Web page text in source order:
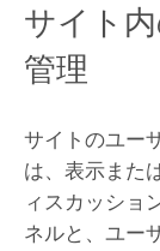
サイト
管理
サイトのユー
は、表示また
ィスカッショ
ネルと、ユー